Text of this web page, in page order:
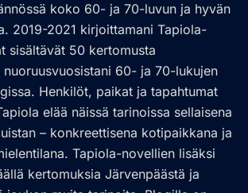
koko 60- ja 70-luvun ja hyvän
2019-2021 kirjoittamani Tapiola-
sisältävät 50 kertomusta
nuoruusvuosistani 60- ja 70-lukujen
Henkilöt, paikat ja tapahtumat
elää näissä tarinoissa sellaisena
– konkreettisena kotipaikkana ja
Tapiola-novellien lisäksi
kertomuksia Järvenpäästä ja